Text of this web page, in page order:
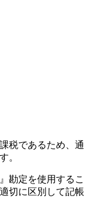
税であるため、通
。
勘定を使用するこ
切に区別して記帳